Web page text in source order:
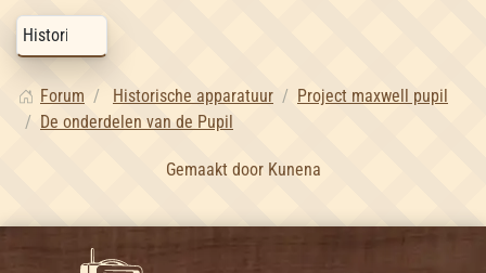
Forum Historische apparatuur
Project maxwell pupil
De onderdelen van de Pupil
Gemaakt door Kunena